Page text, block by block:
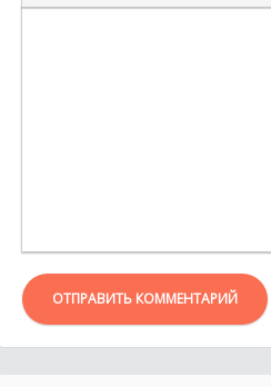
ВСТАВКА ЦИТАТЫ
ВСТАВКА СПОЙЛЕРА
ОТПРАВИТЬ КОММЕНТАРИЙ